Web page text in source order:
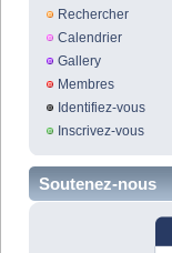
Rechercher
Calendrier
Gallery
Membres
Identifiez-vous
Inscrivez-vous
Soutenez-nous